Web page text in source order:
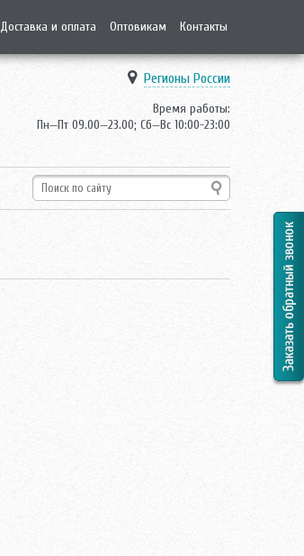
Доставка и оплата Оптовикам Контакты
Регионы России
Время работы:
Пн—Пт 09.00—23.00; Сб—Вс 10:00-23:00